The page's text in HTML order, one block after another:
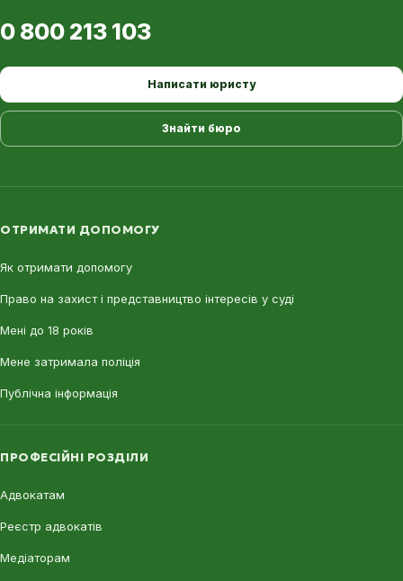
0 800 213 103
Написати юристу
Знайти бюро
ОТРИМАТИ ДОПОМОГУ
Як отримати допомогу
Право на захист і представництво інтересів у суді
Мені до 18 років
Мене затримала поліція
Публічна інформація
ПРОФЕСІЙНІ РОЗДІЛИ
Адвокатам
Реєстр адвокатів
Медіаторам